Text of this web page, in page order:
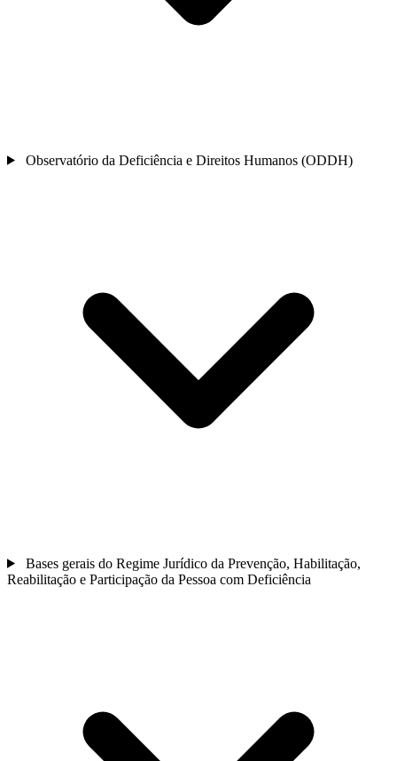
Observatório da Deficiência e Direitos Humanos (ODDH)
Bases gerais do Regime Jurídico da Prevenção, Habilitação,
Reabilitação e Participação da Pessoa com Deficiência